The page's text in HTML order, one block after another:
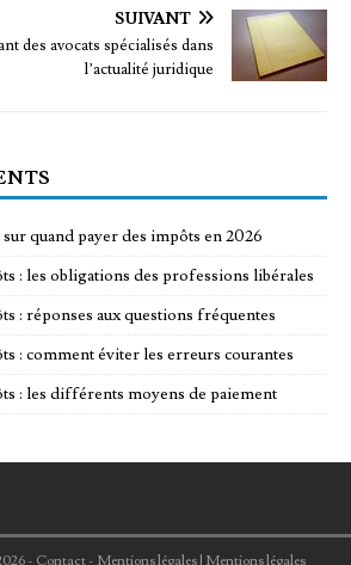
SUIVANT
des avocats spécialisés dans
l’actualité juridique
quand payer des impôts en 2026
: les obligations des professions libérales
: réponses aux questions fréquentes
: comment éviter les erreurs courantes
: les différents moyens de paiement
- Contact - Mentions légales Mentions légales